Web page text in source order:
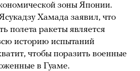
зоны Японии.
Хамада заявил, что
полета ракеты является
историю испытаний
чтобы поразить военные
в Гуаме.